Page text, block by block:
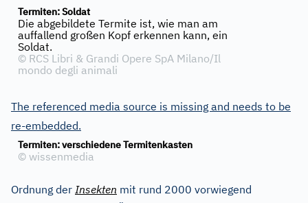
Termiten: Soldat
Die abgebildete Termite ist, wie man am
auffallend großen Kopf erkennen kann, ein
Soldat.
© RCS Libri & Grandi Opere SpA Milano/Il
mondo degli animali
The referenced media source is missing and needs to be
re-embedded.
Termiten: verschiedene Termitenkasten
© wissenmedia
Ordnung der Insekten mit rund 2000 vorwiegend